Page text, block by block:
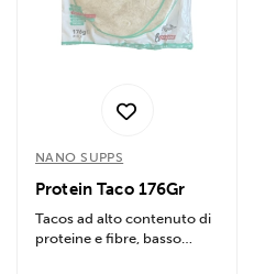
NANO SUPPS
Protein Taco 176Gr
Tacos ad alto contenuto di
proteine e fibre, basso